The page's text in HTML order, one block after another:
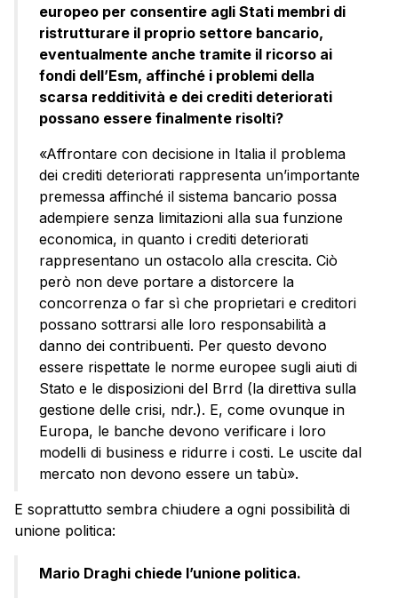
europeo per consentire agli Stati membri di
ristrutturare il proprio settore bancario,
eventualmente anche tramite il ricorso ai
fondi dell’Esm, affinché i problemi della
scarsa redditività e dei crediti deteriorati
possano essere finalmente risolti?
«Affrontare con decisione in Italia il problema
dei crediti deteriorati rappresenta un’importante
premessa affinché il sistema bancario possa
adempiere senza limitazioni alla sua funzione
economica, in quanto i crediti deteriorati
rappresentano un ostacolo alla crescita. Ciò
però non deve portare a distorcere la
concorrenza o far sì che proprietari e creditori
possano sottrarsi alle loro responsabilità a
danno dei contribuenti. Per questo devono
essere rispettate le norme europee sugli aiuti di
Stato e le disposizioni del Brrd (la direttiva sulla
gestione delle crisi, ndr.). E, come ovunque in
Europa, le banche devono verificare i loro
modelli di business e ridurre i costi. Le uscite dal
mercato non devono essere un tabù».
E soprattutto sembra chiudere a ogni possibilità di
unione politica:
Mario Draghi chiede l’unione politica.